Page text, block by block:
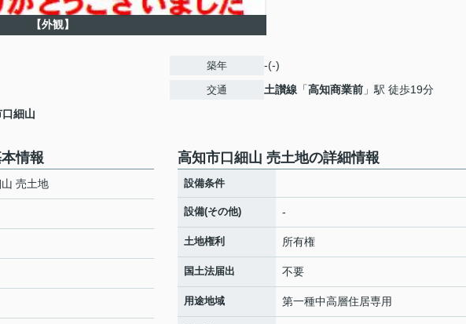
【外観】
口細山
築年 -(-)
交通 土讃線 「高知商業前 」駅 徒歩19分
情報
売土地
高知市口細山 売土地の詳細情報
設備条件
設備(その他) -
土地権利 所有権
国土法届出 不要
用途地域 第一種中高層住居専用